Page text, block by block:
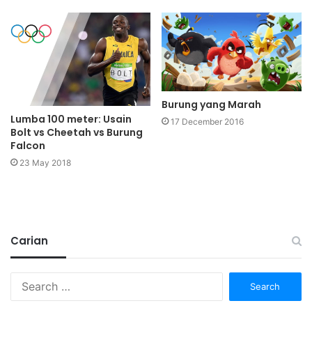
Lumba 100 meter: Usain
Bolt vs Cheetah vs Burung
Falcon
23 May 2018
Burung yang Marah
17 December 2016
Carian